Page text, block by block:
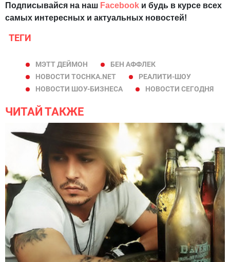
Подписывайся на наш Facebook и будь в курсе всех
самых интересных и актуальных новостей!
ТЕГИ
МЭТТ ДЕЙМОН
БЕН АФФЛЕК
НОВОСТИ TOCHKA.NET
РЕАЛИТИ-ШОУ
НОВОСТИ ШОУ-БИЗНЕСА
НОВОСТИ СЕГОДНЯ
ЧИТАЙ ТАКЖЕ